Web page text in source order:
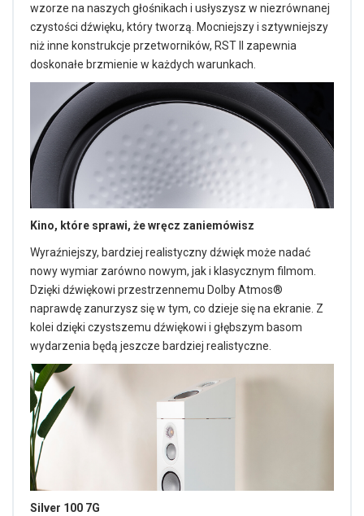
wzorze na naszych głośnikach i usłyszysz w niezrównanej
czystości dźwięku, który tworzą. Mocniejszy i sztywniejszy
niż inne konstrukcje przetworników, RST II zapewnia
doskonałe brzmienie w każdych warunkach.
Kino, które sprawi, że wręcz zaniemówisz
Wyraźniejszy, bardziej realistyczny dźwięk może nadać
nowy wymiar zarówno nowym, jak i klasycznym filmom.
Dzięki dźwiękowi przestrzennemu Dolby Atmos®
naprawdę zanurzysz się w tym, co dzieje się na ekranie. Z
kolei dzięki czystszemu dźwiękowi i głębszym basom
wydarzenia będą jeszcze bardziej realistyczne.
Silver 100 7G